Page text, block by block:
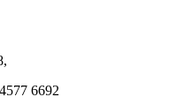
,
6692